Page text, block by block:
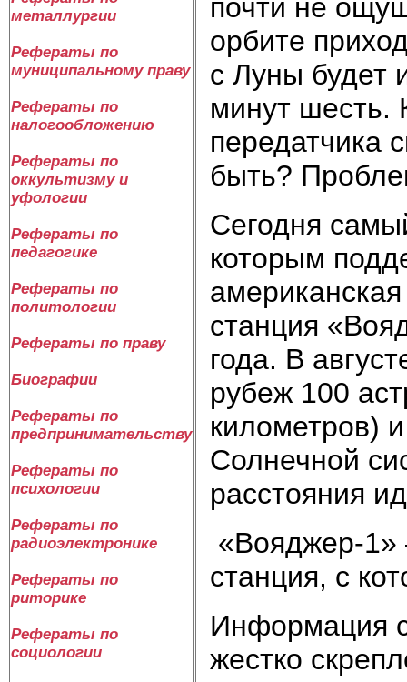
металлургии
Рефераты по
муниципальному праву
Рефераты по
налогообложению
Рефераты по
оккультизму и
уфологии
Рефераты по
педагогике
Рефераты по
политологии
Рефераты по праву
Биографии
Рефераты по
предпринимательству
Рефераты по
психологии
Рефераты по
радиоэлектронике
Рефераты по
риторике
Рефераты по
социологии
почти не
орбите
с Луны будет
минут шесть.
передатчика
быть?
Сегодня
которым
станция
года. В
рубеж 100
километров)
Солнечной
расстояния
«Вояджер-1»
станция, с
Информация
жестко